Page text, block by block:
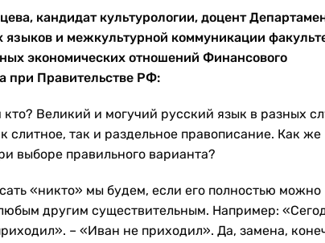
кандидат культурологии, доцент
языков и межкультурной коммуникации
экономических отношений Финансового
при Правительстве РФ:
Великий и могучий русский язык в разных
слитное, так и раздельное правописание. Как
выборе правильного варианта?
«никто» мы будем, если его полностью можно
другим существительным. Например:
– «Иван не приходил». Да, замена,